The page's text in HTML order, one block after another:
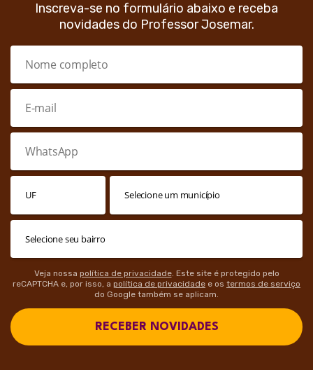
Inscreva-se no formulário abaixo e receba
novidades do Professor Josemar.
Veja nossa política de privacidade. Este site é protegido pelo
reCAPTCHA e, por isso, a política de privacidade e os termos de serviço
do Google também se aplicam.
RECEBER NOVIDADES